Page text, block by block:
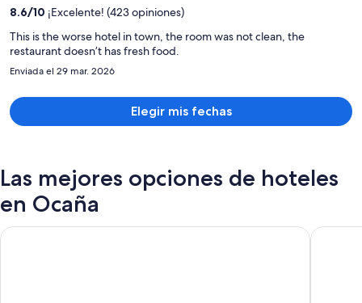
$850
8.6/10 ¡Excelente! (423 opiniones)
This is the worse hotel in town, the room was not clean, the
restaurant doesn’t has fresh food.
Enviada el 29 mar. 2026
Elegir mis fechas
Las mejores opciones de hoteles
en Ocaña
HOTEL REAL Hotel